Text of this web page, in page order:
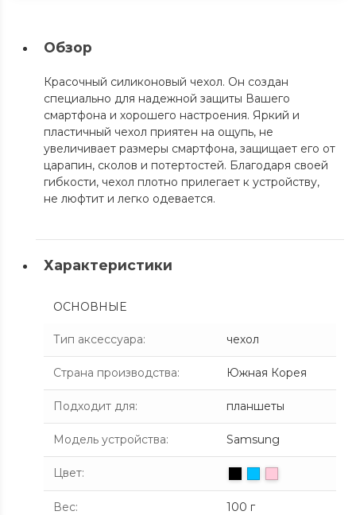
Обзор
Красочный силиконовый чехол. Он создан
специально для надежной защиты Вашего
смартфона и хорошего настроения. Яркий и
пластичный чехол приятен на ощупь, не
увеличивает размеры смартфона, защищает его от
царапин, сколов и потертостей. Благодаря своей
гибкости, чехол плотно прилегает к устройству,
не люфтит и легко одевается.
Характеристики
ОСНОВНЫЕ
Тип аксессуара: чехол
Страна производства: Южная Корея
Подходит для: планшеты
Модель устройства: Samsung
Цвет:
Вес: 100 г